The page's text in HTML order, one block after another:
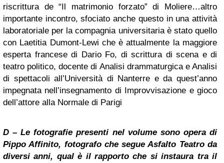
riscrittura de “Il matrimonio forzato” di Moliere…altro
importante incontro, sfociato anche questo in una attività
laboratoriale per la compagnia universitaria è stato quello
con Laetitia Dumont-Lewi che è attualmente la maggiore
esperta francese di Dario Fo, di scrittura di scena e di
teatro politico, docente di Analisi drammaturgica e Analisi
di spettacoli all’Università di Nanterre e da quest’anno
impegnata nell’insegnamento di Improvvisazione e gioco
dell’attore alla Normale di Parigi
D – Le fotografie presenti nel volume sono opera di
Pippo Affinito, fotografo che segue Asfalto Teatro da
diversi anni, qual è il rapporto che si instaura tra il